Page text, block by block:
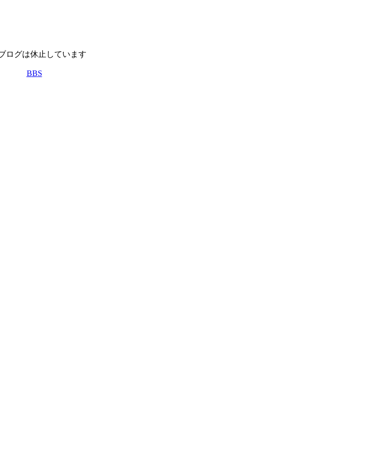
ログは休止しています
BBS